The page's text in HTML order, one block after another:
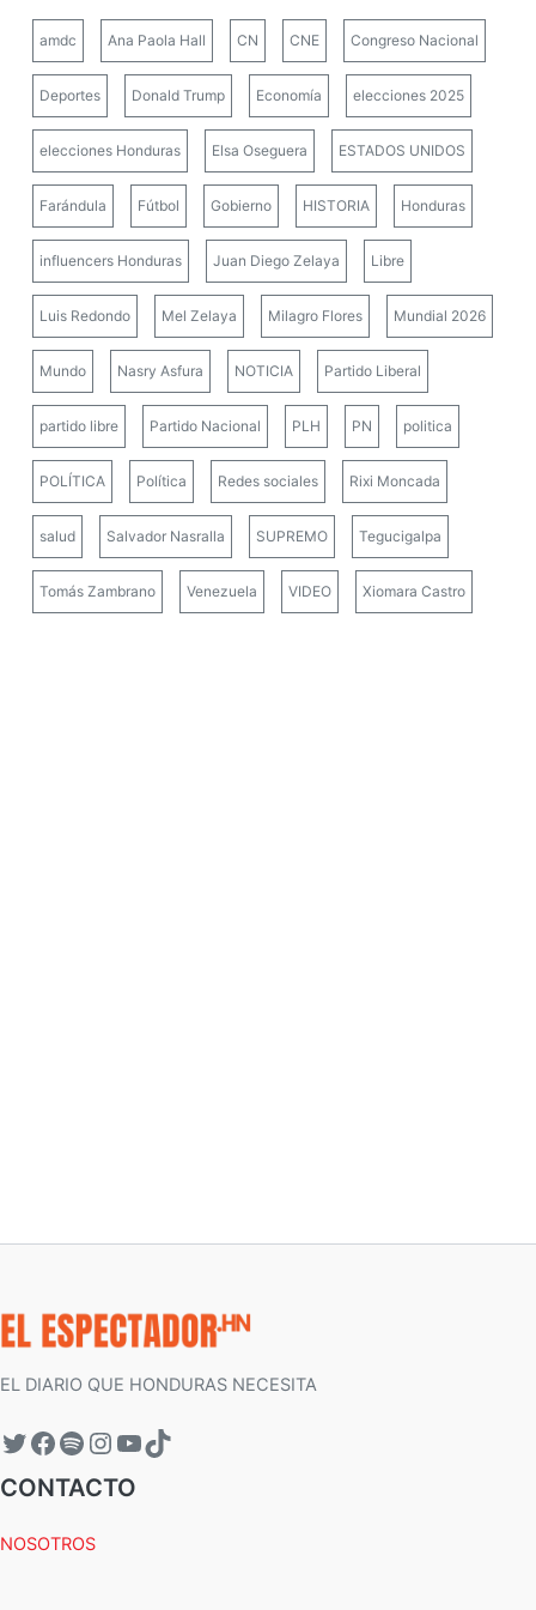
amdc Ana Paola Hall CN CNE Congreso Nacional
Deportes Donald Trump Economía elecciones 2025
elecciones Honduras Elsa Oseguera ESTADOS UNIDOS
Farándula Fútbol Gobierno HISTORIA Honduras
influencers Honduras Juan Diego Zelaya Libre
Luis Redondo Mel Zelaya Milagro Flores Mundial 2026
Mundo Nasry Asfura NOTICIA Partido Liberal
partido libre Partido Nacional PLH PN politica
POLÍTICA Política Redes sociales Rixi Moncada
salud Salvador Nasralla SUPREMO Tegucigalpa
Tomás Zambrano Venezuela VIDEO Xiomara Castro
EL DIARIO QUE HONDURAS NECESITA
CONTACTO
NOSOTROS